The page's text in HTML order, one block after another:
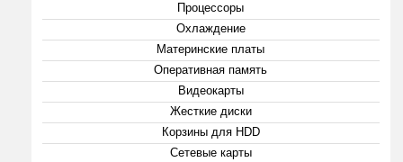
Процессоры
Охлаждение
Материнские платы
Оперативная память
Видеокарты
Жесткие диски
Корзины для HDD
Сетевые карты